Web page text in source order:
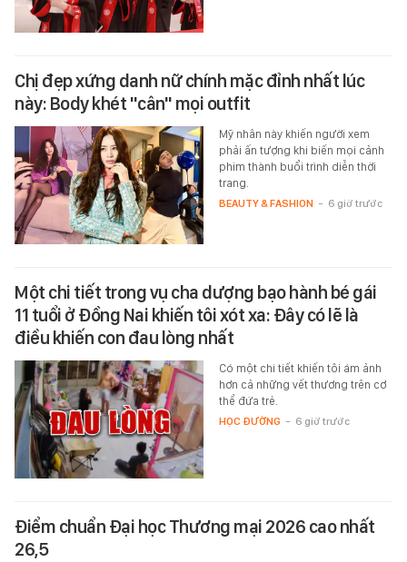
Chị đẹp xứng danh nữ chính mặc đỉnh nhất lúc
này: Body khét "cân" mọi outfit
Mỹ nhân này khiến người xem
phải ấn tượng khi biến mọi cảnh
phim thành buổi trình diễn thời
trang.
BEAUTY & FASHION - 6 giờ trước
Một chi tiết trong vụ cha dượng bạo hành bé gái
11 tuổi ở Đồng Nai khiến tôi xót xa: Đây có lẽ là
điều khiến con đau lòng nhất
Có một chi tiết khiến tôi ám ảnh
hơn cả những vết thương trên cơ
thể đứa trẻ.
HỌC ĐƯỜNG - 6 giờ trước
Điểm chuẩn Đại học Thương mại 2026 cao nhất
26,5